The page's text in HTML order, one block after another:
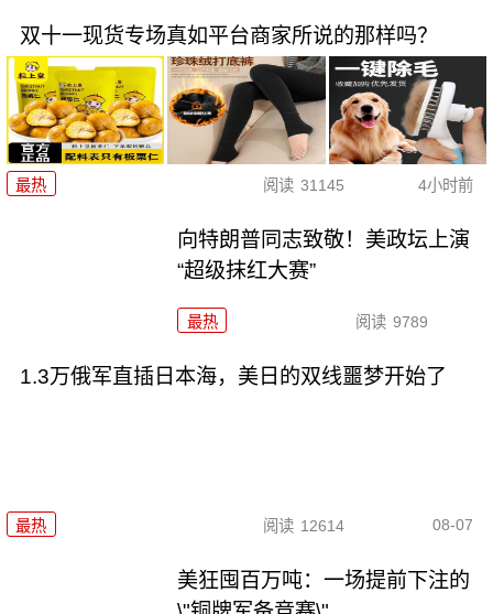
双十一现货专场真如平台商家所说的那样吗？
最热 阅读 31145 4小时前
向特朗普同志致敬！美政坛上演
“超级抹红大赛”
最热 阅读 9789
1.3万俄军直插日本海，美日的双线噩梦开始了
最热 阅读 12614 08-07
美狂囤百万吨：一场提前下注的